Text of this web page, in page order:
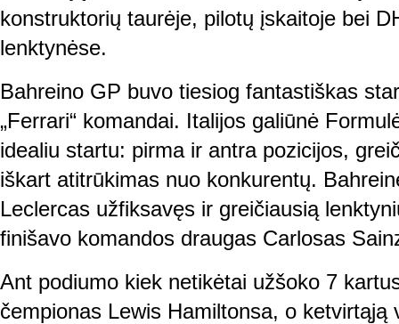
konstruktorių taurėje, pilotų įskaitoje bei
lenktynėse.
Bahreino GP buvo tiesiog fantastiškas
„Ferrari“ komandai. Italijos galiūnė
idealiu startu: pirma ir antra pozicijos,
iškart atitrūkimas nuo konkurentų.
Leclercas užfiksavęs ir greičiausią
finišavo komandos draugas Carlosas
Ant podiumo kiek netikėtai užšoko 7
čempionas Lewis Hamiltonsa, o ketvirtąją